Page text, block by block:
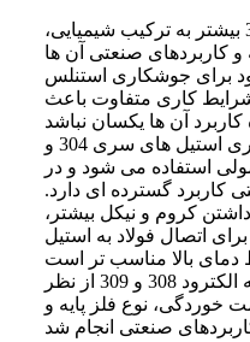
تفاوت الکترود 308 و 309 بیشتر به ترکیب شیمیایی،
و کاربردهای صنعتی آن ها
برای جوشکاری استنلس
شرایط کاری متفاوت باعث
الکترود 308 بیشتر برای جوشکاری استیل های سری 304 و
استفاده می شود و در
کاربرد گسترده ای دارد.
309 به دلیل داشتن کروم و نیکل بیشتر،
اتصال فولاد به استیل
در این مقاله مرکزآهن، مقایسه الکترود 308 و 309 از نظر
خوردگی، نوع فلز پایه و